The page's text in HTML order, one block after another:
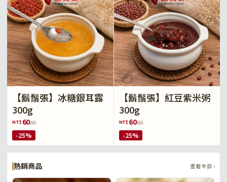
【鬍鬚張】冰糖銀耳露
300g
NT$ 6080
-25%
【鬍鬚張】紅豆紫米粥
300g
NT$ 6080
-25%
熱銷商品 查看全部 ›